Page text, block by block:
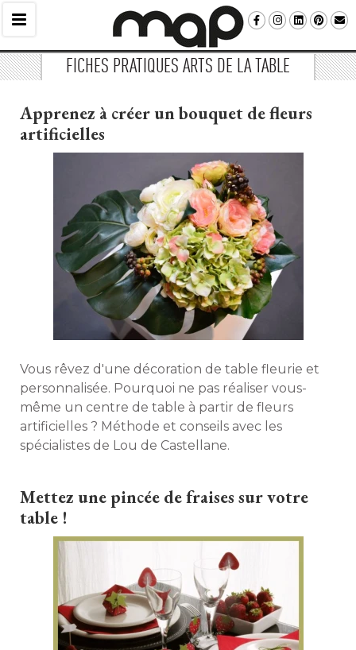
FICHES PRATIQUES ARTS DE LA TABLE
Apprenez à créer un bouquet de fleurs
artificielles
Vous rêvez d'une décoration de table fleurie et
personnalisée. Pourquoi ne pas réaliser vous-
même un centre de table à partir de fleurs
artificielles ? Méthode et conseils avec les
spécialistes de Lou de Castellane.
Mettez une pincée de fraises sur votre
table !